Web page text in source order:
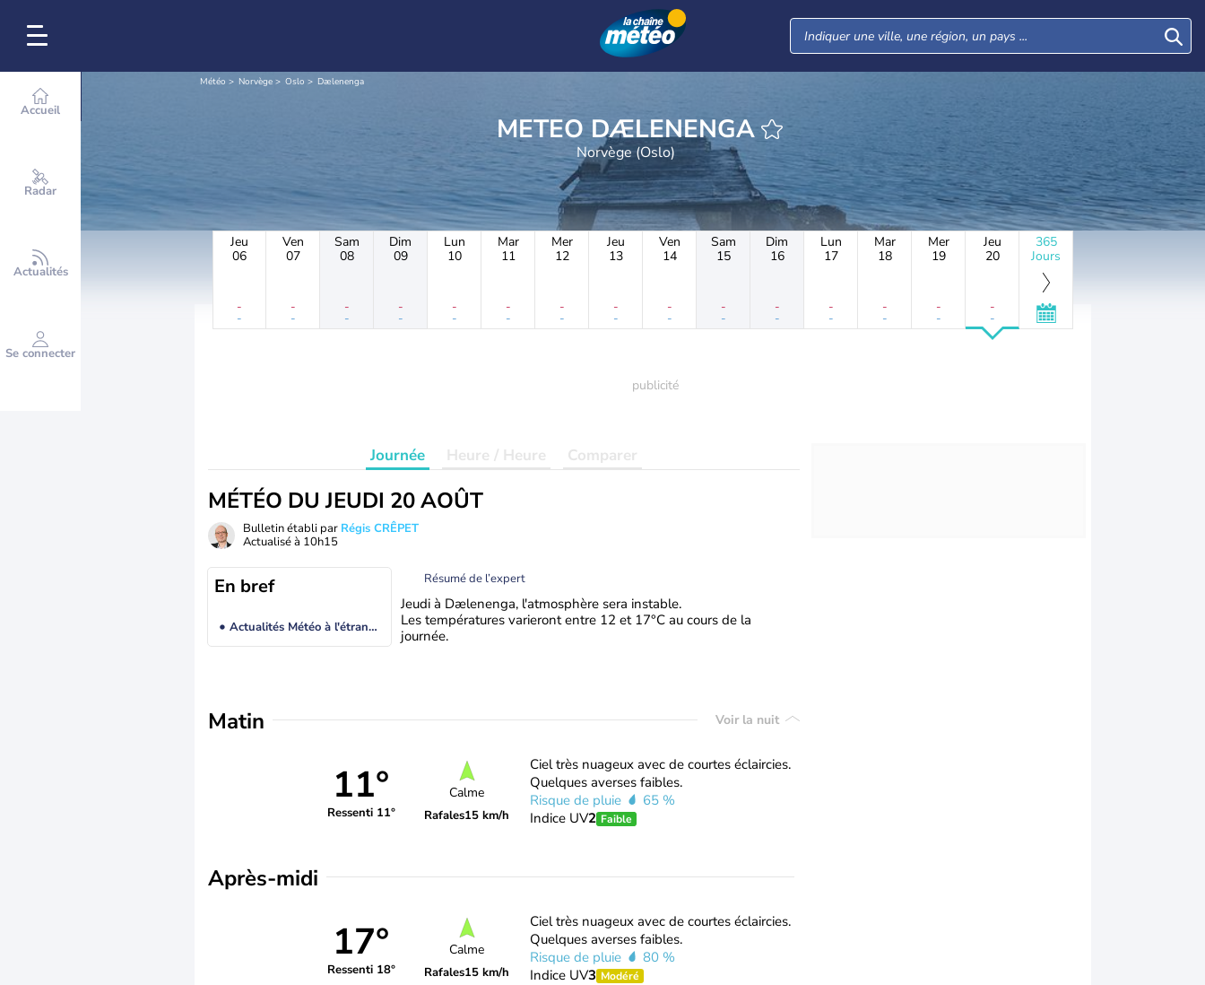
Accueil
Radar
Actualités
Se connecter
Météo Norvège Oslo Dælenenga
METEO DÆLENENGA
Norvège (Oslo)
Jeu
06
-
-
Ven
07
-
-
Sam
08
-
-
Dim
09
-
-
Lun
10
-
-
Mar
11
-
-
Mer
12
-
-
Jeu
13
-
-
Ven
14
-
-
Sam
15
-
-
Dim
16
-
-
Lun
17
-
-
Mar
18
-
-
Mer
19
-
-
Jeu
20
-
-
365
Jours
Journée Heure / Heure Comparer
MÉTÉO DU JEUDI 20 AOÛT
Bulletin établi par Régis CRÊPET
Actualisé à 10h15
En bref
Actualités Météo à l'étranger
Résumé de l’expert
Jeudi à Dælenenga, l'atmosphère sera instable.
Les températures varieront entre 12 et 17°C au cours de la
journée.
Matin Voir la nuit
11°
Ressenti 11°
Calme
Rafales15 km/h
Ciel très nuageux avec de courtes éclaircies.
Quelques averses faibles.
Risque de pluie
65 %
Indice UV2 Faible
Après-midi
17°
Ressenti 18°
Calme
Rafales15 km/h
Ciel très nuageux avec de courtes éclaircies.
Quelques averses faibles.
Risque de pluie
80 %
Indice UV3 Modéré